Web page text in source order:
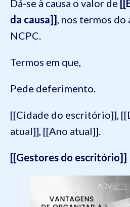
Dá-se à causa o valor de
da causa]] , nos termos
NCPC.
Termos em que,
Pede deferimento.
[[Cidade do escritório]],
atual]], [[Ano atual]].
[[Gestores do escritório]]